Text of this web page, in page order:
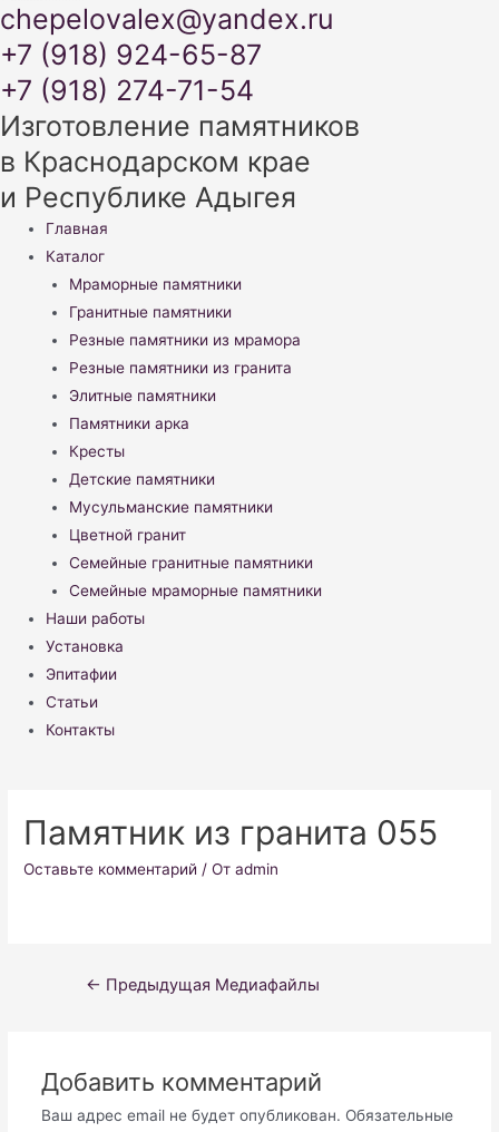
chepelovalex@yandex.ru
+7 (918) 924-65-87
+7 (918) 274-71-54
Изготовление памятников
в Краснодарском крае
и Республике Адыгея
Меню
Главная
Каталог
Мраморные памятники
Гранитные памятники
Резные памятники из мрамора
Резные памятники из гранита
Элитные памятники
Памятники арка
Кресты
Детские памятники
Мусульманские памятники
Цветной гранит
Семейные гранитные памятники
Семейные мраморные памятники
Наши работы
Установка
Эпитафии
Статьи
Контакты
Памятник из гранита 055
Оставьте комментарий / От admin
Навигация
← Предыдущая Медиафайлы
Добавить комментарий
Ваш адрес email не будет опубликован. Обязательные